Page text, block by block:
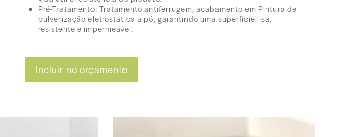
Pré-Tratamento: Tratamento antiferrugem, acabamento em Pintura de
pulverização eletrostática a pó, garantindo uma superfície lisa,
resistente e impermeável.
Dimensões
90 (L) x 100 (A) x 45 (P) cm
Incluir no orçamento